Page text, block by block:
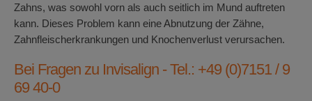
Zahns, was sowohl vorn als auch seitlich im Mund auftreten
kann. Dieses Problem kann eine Abnutzung der Zähne,
Zahnfleischerkrankungen und Knochenverlust verursachen.
Bei Fragen zu Invisalign - Tel.: +49 (0)7151 / 9
69 40-0